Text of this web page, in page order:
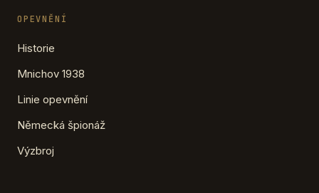
OPEVNĚNÍ
Historie
Mnichov 1938
Linie opevnění
Německá špionáž
Výzbroj